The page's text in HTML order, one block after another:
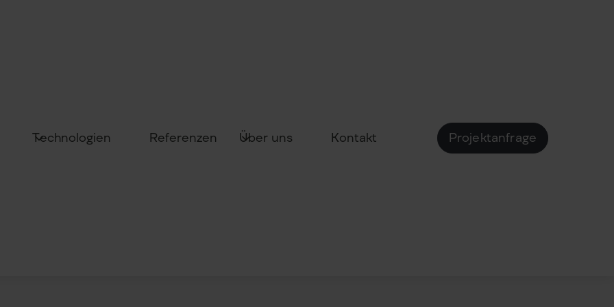
Technologien Referenzen Über uns Kontakt Projektanfrage